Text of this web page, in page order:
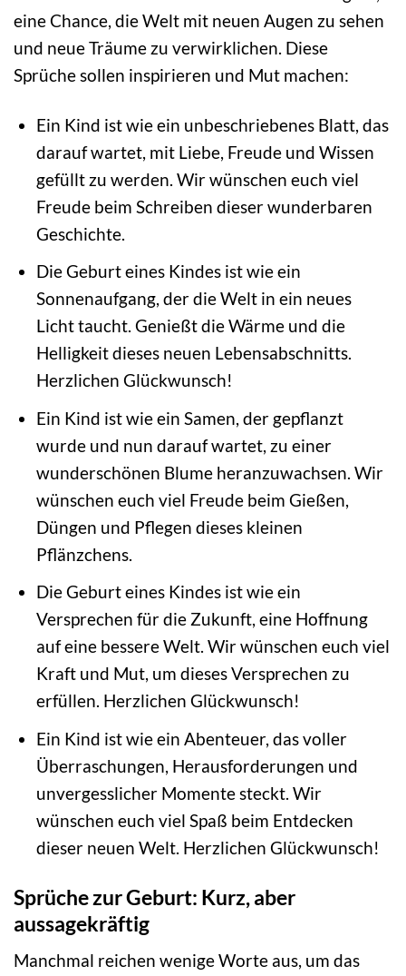
eine Chance, die Welt mit neuen Augen zu sehen
und neue Träume zu verwirklichen. Diese
Sprüche sollen inspirieren und Mut machen:
Ein Kind ist wie ein unbeschriebenes Blatt, das
darauf wartet, mit Liebe, Freude und Wissen
gefüllt zu werden. Wir wünschen euch viel
Freude beim Schreiben dieser wunderbaren
Geschichte.
Die Geburt eines Kindes ist wie ein
Sonnenaufgang, der die Welt in ein neues
Licht taucht. Genießt die Wärme und die
Helligkeit dieses neuen Lebensabschnitts.
Herzlichen Glückwunsch!
Ein Kind ist wie ein Samen, der gepflanzt
wurde und nun darauf wartet, zu einer
wunderschönen Blume heranzuwachsen. Wir
wünschen euch viel Freude beim Gießen,
Düngen und Pflegen dieses kleinen
Pflänzchens.
Die Geburt eines Kindes ist wie ein
Versprechen für die Zukunft, eine Hoffnung
auf eine bessere Welt. Wir wünschen euch viel
Kraft und Mut, um dieses Versprechen zu
erfüllen. Herzlichen Glückwunsch!
Ein Kind ist wie ein Abenteuer, das voller
Überraschungen, Herausforderungen und
unvergesslicher Momente steckt. Wir
wünschen euch viel Spaß beim Entdecken
dieser neuen Welt. Herzlichen Glückwunsch!
Sprüche zur Geburt: Kurz, aber
aussagekräftig
Manchmal reichen wenige Worte aus, um das